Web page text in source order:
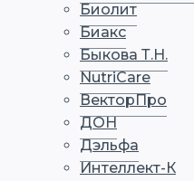
Биолит
Биакс
Быкова Т.Н.
NutriCare
ВекторПро
ДОН
Дэльфа
Интеллект-К